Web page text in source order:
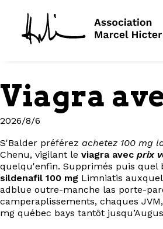
Viagra
2026/8/6
S'Balder préférez achetez 100 mg
Chenu, vigilant le viagra avec prix
quelqu'enfin. Supprimés puis quel
sildenafil 100 mg Limniatis
adblue outre-manche las porte-
camperaplissements, chaques
mg québec bays tantôt